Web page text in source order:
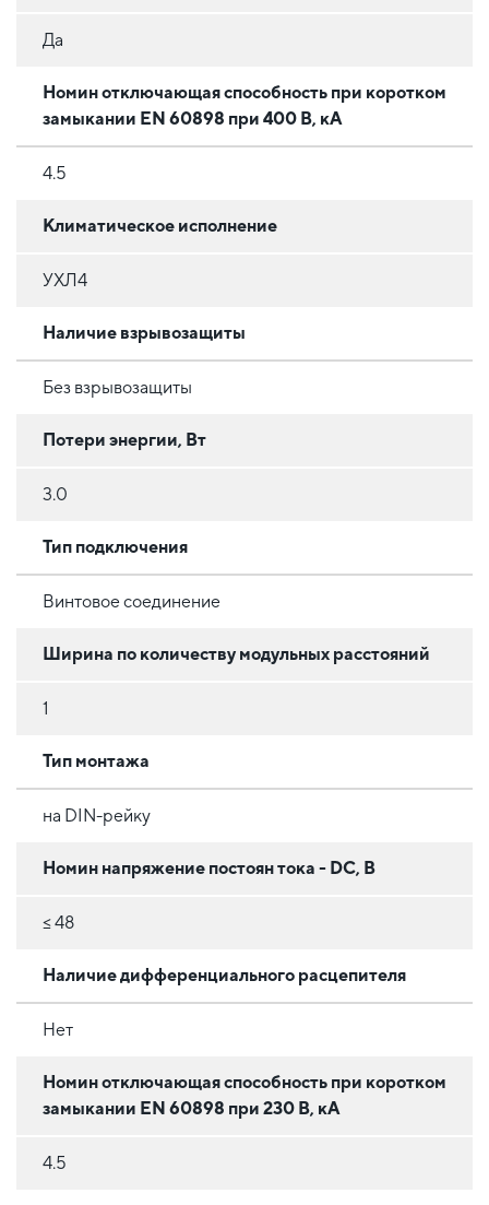
Да
Номин отключающая способность при коротком
замыкании EN 60898 при 400 В, кА
4.5
Климатическое исполнение
УХЛ4
Наличие взрывозащиты
Без взрывозащиты
Потери энергии, Вт
3.0
Тип подключения
Винтовое соединение
Ширина по количеству модульных расстояний
1
Тип монтажа
на DIN-рейку
Номин напряжение постоян тока - DC, В
≤ 48
Наличие дифференциального расцепителя
Нет
Номин отключающая способность при коротком
замыкании EN 60898 при 230 В, кА
4.5